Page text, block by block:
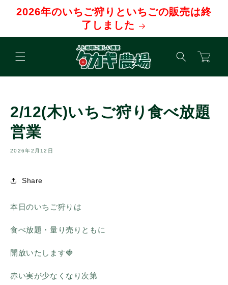
ンツに
2026年のいちご狩りといちごの販売は終
了しました
ー
2/12(木)いちご狩り食べ放題
営業
2026年2月12日
Share
本日のいちご狩りは
食べ放題・量り売りともに
開放いたします🍓
赤い実が少なくなり次第